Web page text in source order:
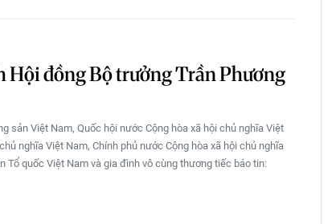
Hội đồng Bộ trưởng Trần Phương
sản Việt Nam, Quốc hội nước Cộng hòa xã hội chủ nghĩa Việt
nghĩa Việt Nam, Chính phủ nước Cộng hòa xã hội chủ nghĩa
Tổ quốc Việt Nam và gia đình vô cùng thương tiếc báo tin: